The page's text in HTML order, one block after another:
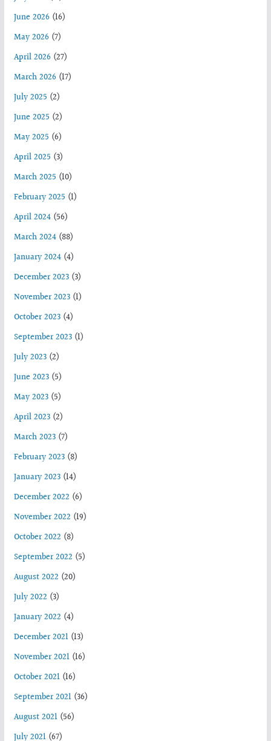
June 2026(16)
May 2026(7)
April 2026(27)
March 2026(17)
July 2025 (2)
June 2025 (2)
May 2025 (6)
April 2025 (3)
March 2025 (10)
February 2025 (1)
April 2024(56)
March 2024(88)
January 2024(4)
December 2023(3)
November 2023(1)
October 2023(4)
September 2023(1)
July 2023(2)
June 2023(5)
May 2023(5)
April 2023(2)
March 2023(7)
February 2023(8)
January 2023(14)
December 2022 (6)
November 2022 (19)
October 2022 (8)
September 2022 (5)
August 2022 (20)
July 2022 (3)
January 2022 (4)
December 2021(13)
November 2021(16)
October 2021(16)
September 2021(36)
August 2021(56)
July 2021(67)